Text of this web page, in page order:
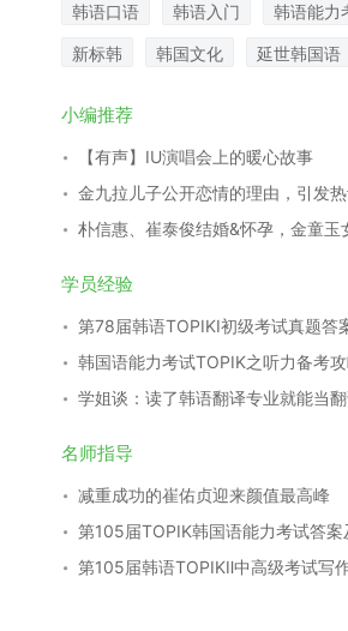
韩语口语 韩语入门 韩语能力
新标韩 韩国文化 延世韩国语
小编推荐
【有声】IU演唱会上的暖心故事
金九拉儿子公开恋情的理由，引发热
学员经验
第78届韩语TOPIKⅠ初级考试真题答
韩国语能力考试TOPIK之听力备考攻
学姐谈：读了韩语翻译专业就能当翻
名师指导
减重成功的崔佑贞迎来颜值最高峰